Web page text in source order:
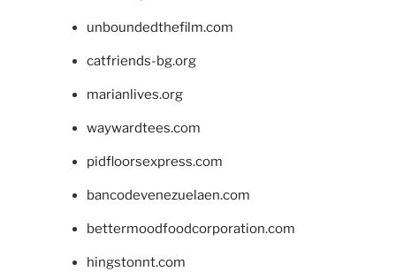
unboundedthefilm.com
catfriends-bg.org
marianlives.org
waywardtees.com
pidfloorsexpress.com
bancodevenezuelaen.com
bettermoodfoodcorporation.com
hingstonnt.com